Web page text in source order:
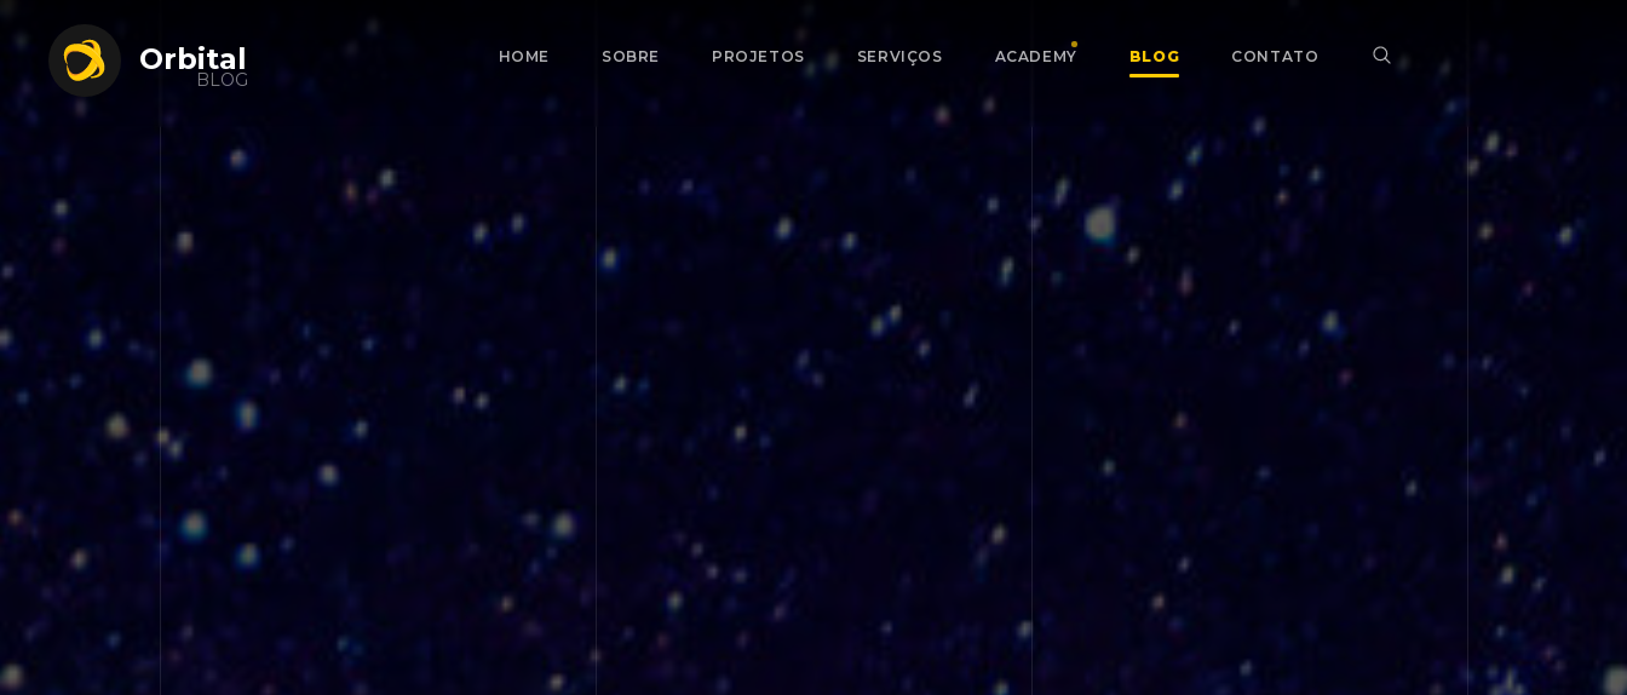
Orbital
BLOG
HOME SOBRE PROJETOS SERVIÇOS ACADEMY BLOG CONTATO